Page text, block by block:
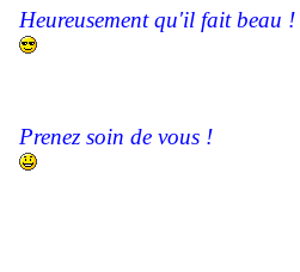
Heureusement qu'il fait beau !
Prenez soin de vous !